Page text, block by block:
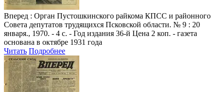
Вперед : Орган Пустошкинского райкома КПСС и районного
Совета депутатов трудящихся Псковской области. № 9 : 20
января., 1970. - 4 с. - Год издания 36-й Цена 2 коп. - газета
основана в октябре 1931 года
Читать Подробнее